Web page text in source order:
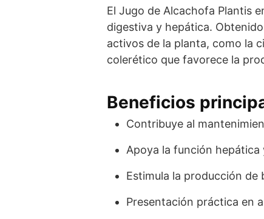
El Jugo de Alcachofa Plantis
digestiva y hepática.
activos de la planta, como la
colerético que favorece la
Beneficios
Contribuye al
Apoya la función
Estimula la producción de
Presentación práctica en